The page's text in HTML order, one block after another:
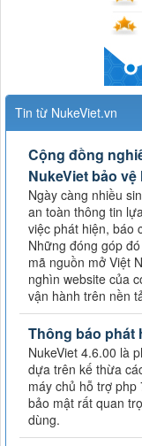
Tin từ NukeViet.vn
Cộng đồng
NukeViet bảo
Ngày càng nhiều
an toàn thông tin
việc phát hiện, báo
Những đóng góp
mã nguồn mở Việt
nghìn website của
vận hành trên nền
Thông báo phát
NukeViet 4.6.00 là
dựa trên kế thừa
máy chủ hỗ trợ
bảo mật rất quan
dùng.